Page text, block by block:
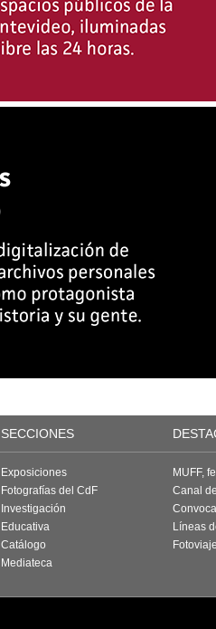
SECCIONES
Exposiciones
Fotografías del CdF
Investigación
Educativa
Catálogo
Mediateca
MUFF,
Canal
Líneas